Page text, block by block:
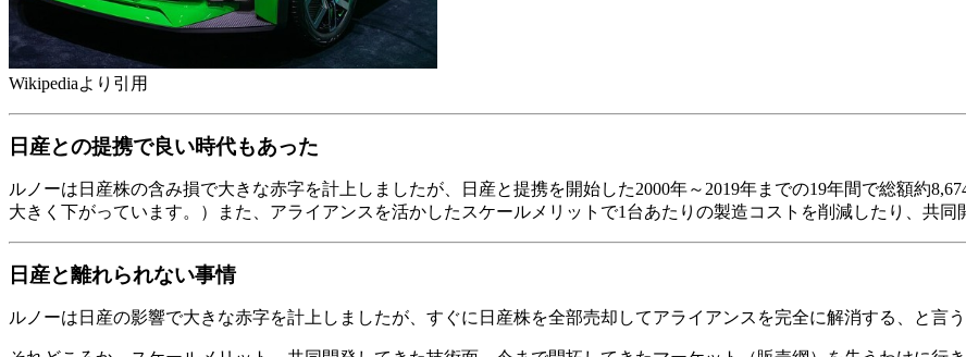
Wikipediaより引用
日産との提携で良い時代もあった
ルノーは日産株の含み損で大きな赤字を計上しましたが、日産と提携を開始した2000年～2019年までの19年間で総額約
大きく下がっています。）また、アライアンスを活かしたスケールメリットで1台あたりの製造コストを削減したり、共
日産と離れられない事情
ルノーは日産の影響で大きな赤字を計上しましたが、すぐに日産株を全部売却してアライアンスを完全に解消する、と言